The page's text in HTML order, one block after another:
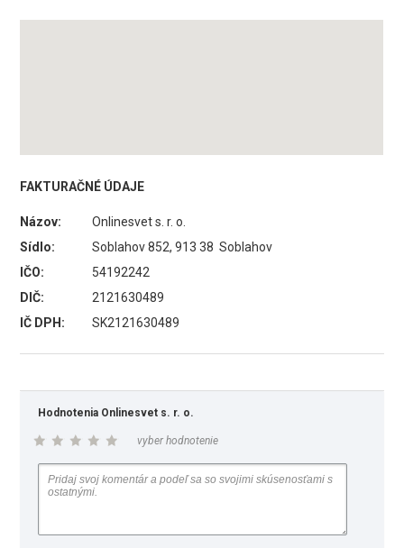
FAKTURAČNÉ ÚDAJE
Názov:
Onlinesvet s. r. o.
Sídlo:
Soblahov 852, 913 38 Soblahov
IČO:
54192242
DIČ:
2121630489
IČ DPH:
SK2121630489
Hodnotenia Onlinesvet s. r. o.
vyber hodnotenie